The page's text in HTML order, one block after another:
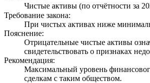
Чистые активы (по отчётности за
Требование закона:
При чистых активах ниже
Пояснение:
Отрицательные чистые активы
свидетельствовать о признаках
Рекомендация:
Максимальный уровень
сделкам с таким обществом.